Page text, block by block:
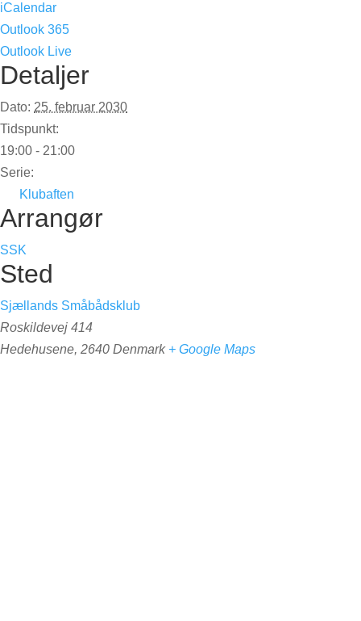
iCalendar
Outlook 365
Outlook Live
Detaljer
Dato: 25. februar 2030
Tidspunkt:
19:00 - 21:00
Serie:
Klubaften
Arrangør
SSK
Sted
Sjællands Småbådsklub
Roskildevej 414
Hedehusene, 2640 Denmark + Google Maps